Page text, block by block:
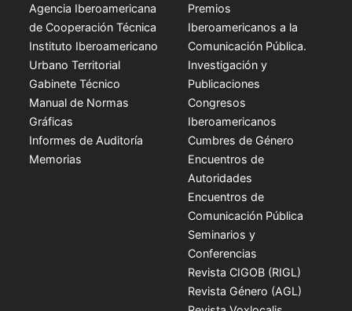
Agencia Iberoamericana
de Cooperación Técnica
Instituto Iberoamericano
Urbano Territorial
Gabinete Técnico
Manual de Normas
Gráficas
Informes de Auditoría
Memorias
Premios
Iberoamericanos a la
Comunicación Pública.
Investigación y
Publicaciones
Congresos
Iberoamericanos
Cumbres de Género
Encuentros de
Autoridades
Encuentros de
Comunicación Pública
Seminarios y
Conferencias
Revista CIGOB (RIGL)
Revista Género (AGL)